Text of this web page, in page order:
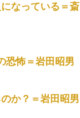
なっている＝斎
恐怖＝岩田昭男
か？＝岩田昭男